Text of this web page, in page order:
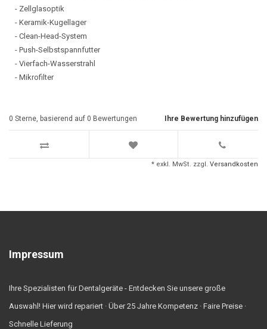
- Zellglasoptik
- Keramik-Kugellager
- Clean-Head-System
- Push-Selbstspannfutter
- Vierfach-Wasserstrahl
- Mikrofilter
Ihre Bewertung hinzufügen
0 Sterne, basierend auf 0 Bewertungen
* exkl. MwSt. zzgl. Versandkosten
Impressum
Ihre Spezialisten für Dentalgeräte - Entdecken Sie unsere große
Auswahl! Hier wird repariert · Über 25 Jahre Kompetenz · Faire Preise ·
Schnelle Lieferung